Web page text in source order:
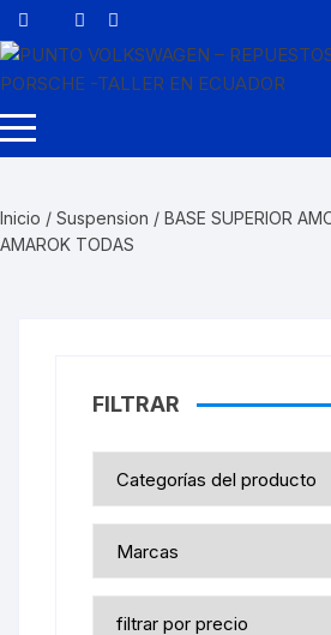
Saltar
al
Inicio / Suspension / BASE SUPERIOR
AMAROK TODAS
FILTRAR